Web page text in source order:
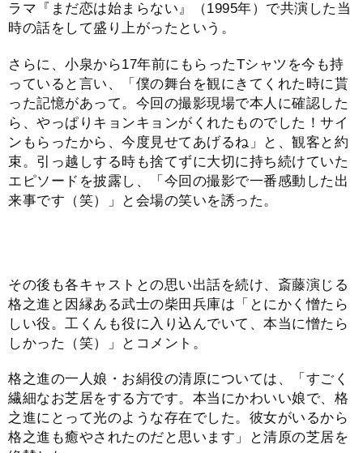
ラマ『まだ恋は始まらない』（1995年）で共演した当
時の話をして盛り上がったという。
さらに、小泉から17年前にもらったTシャツを今も持
っていると言い、「僕の舞台を観にきてくれた時に貰
った記憶があって。今回の撮影現場で本人に確認した
ら、やっぱりキョンキョンがくれたものでした！サイ
ンもらったから、今度見せてあげるね」と、観客と約
束。引っ越しする時も捨てずに大切に持ち続けていた
エピソードを披露し、「今回の撮影で一番感動した出
来事です（笑）」と会場の笑いを誘った。
その後も各キャストとの思い出話を続け、斎藤演じる
格之進と因縁ある武士の柴田兵庫は「とにかく憎たら
しい役。工くんも役に入り込んでいて、本当に憎たら
しかった（笑）」とコメント。
格之進の一人娘・お絹役の清原については、「すごく
繊細なお芝居をする方です。本当にかわいい娘で、格
之進にとって光のような存在でした。彼女がいるから
格之進も癒やされたのだと思います」と清原の芝居を